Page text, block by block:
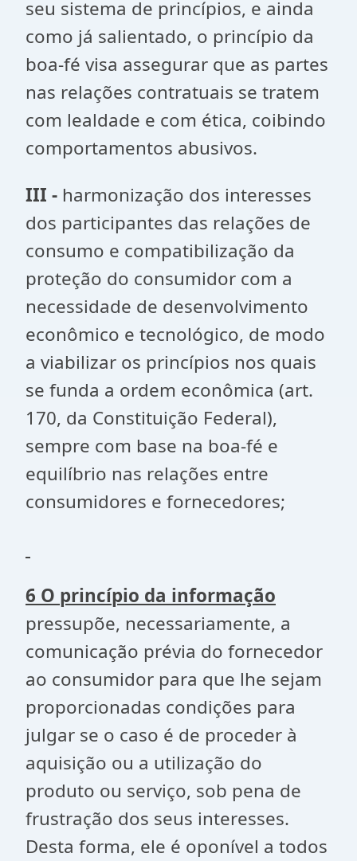
seu sistema de princípios, e ainda
como já salientado, o princípio da
boa-fé visa assegurar que as partes
nas relações contratuais se tratem
com lealdade e com ética, coibindo
comportamentos abusivos.
III - harmonização dos interesses
dos participantes das relações de
consumo e compatibilização da
proteção do consumidor com a
necessidade de desenvolvimento
econômico e tecnológico, de modo
a viabilizar os princípios nos quais
se funda a ordem econômica (art.
170, da Constituição Federal),
sempre com base na boa-fé e
equilíbrio nas relações entre
consumidores e fornecedores;
6 O princípio da informação
pressupõe, necessariamente, a
comunicação prévia do fornecedor
ao consumidor para que lhe sejam
proporcionadas condições para
julgar se o caso é de proceder à
aquisição ou a utilização do
produto ou serviço, sob pena de
frustração dos seus interesses.
Desta forma, ele é oponível a todos